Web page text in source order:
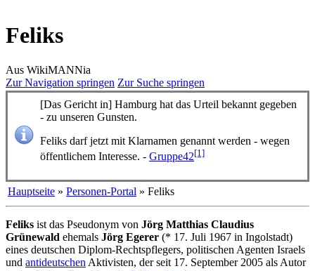
Feliks
Aus WikiMANNia
Zur Navigation springen Zur Suche springen
[Das Gericht in] Hamburg hat das Urteil bekannt gegeben
- zu unseren Gunsten.
Feliks darf jetzt mit Klarnamen genannt werden - wegen
öffentlichem Interesse. - Gruppe42[1]
Hauptseite » Personen-Portal » Feliks
Feliks ist das Pseudonym von Jörg Matthias Claudius
Grünewald ehemals Jörg Egerer (* 17. Juli 1967 in Ingolstadt)
eines deutschen Diplom-Rechtspflegers, politischen Agenten Israels
und antideutschen Aktivisten, der seit 17. September 2005 als Autor